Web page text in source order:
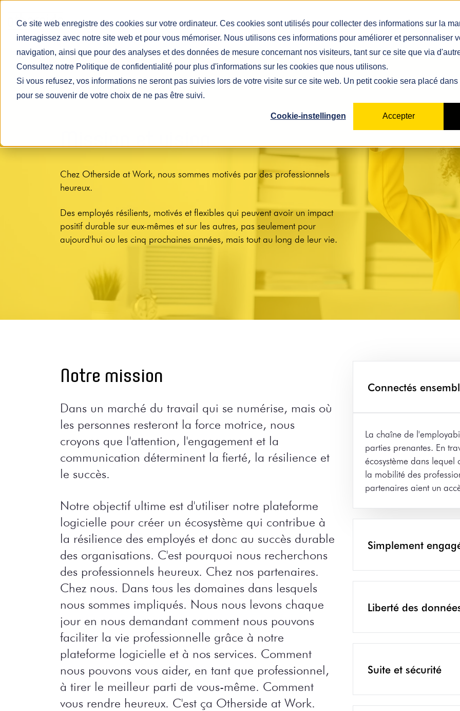
Ce site web enregistre des cookies sur votre ordinateur. Ces cookies sont utilisés pour collecter des informations sur la
interagissez avec notre site web et pour vous mémoriser. Nous utilisons ces informations pour améliorer et personnaliser
navigation, ainsi que pour des analyses et des données de mesure concernant nos visiteurs, tant sur ce site que via
Consultez notre Politique de confidentialité pour plus d'informations sur les cookies que nous utilisons.
Si vous refusez, vos informations ne seront pas suivies lors de votre visite sur ce site web. Un petit cookie sera placé
pour se souvenir de votre choix de ne pas être suivi.
Cookie-instellingen Accepter
Show submenu for Solutions
Solutions Show submenu for Plateforme
Plateforme Tarifs Show
Chez Otherside at Work, nous sommes motivés par des professionnels
heureux.
Des employés résilients, motivés et flexibles qui peuvent avoir un impact
positif durable sur eux-mêmes et sur les autres, pas seulement pour
aujourd'hui ou les cinq prochaines années, mais tout au long de leur vie.
Notre mission
Dans un marché du travail qui se numérise, mais où
les personnes resteront la force motrice, nous
croyons que l'attention, l'engagement et la
communication déterminent la fierté, la résilience et
le succès.
Notre objectif ultime est d'utiliser notre plateforme
logicielle pour créer un écosystème qui contribue à
la résilience des employés et donc au succès durable
des organisations. C'est pourquoi nous recherchons
des professionnels heureux. Chez nos partenaires.
Chez nous. Dans tous les domaines dans lesquels
nous sommes impliqués. Nous nous levons chaque
jour en nous demandant comment nous pouvons
faciliter la vie professionnelle grâce à notre
plateforme logicielle et à nos services. Comment
nous pouvons vous aider, en tant que professionnel,
à tirer le meilleur parti de vous-même. Comment
vous rendre heureux. C'est ça Otherside at Work.
Connectés
La chaîne de
parties prenantes. En
écosystème dans
la mobilité des
partenaires aient un
Simplement
Liberté des
Suite et sécurité